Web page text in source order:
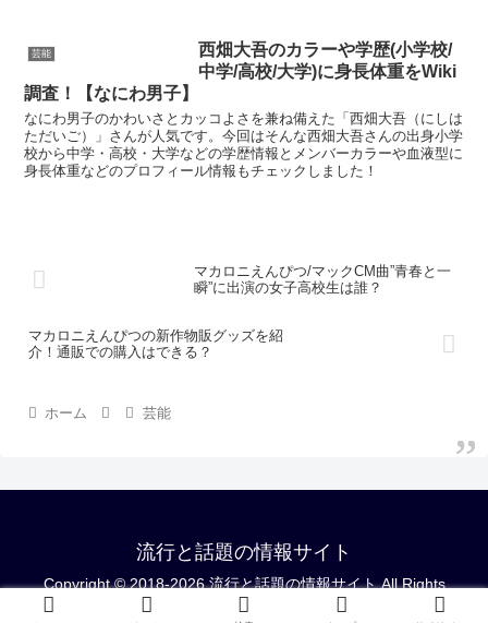
芸能
西畑大吾のカラーや学歴(小学校/
中学/高校/大学)に身長体重をWiki
調査！【なにわ男子】
なにわ男子のかわいさとカッコよさを兼ね備えた「西畑大吾（にしは
ただいご）」さんが人気です。今回はそんな西畑大吾さんの出身小学
校から中学・高校・大学などの学歴情報とメンバーカラーや血液型に
身長体重などのプロフィール情報もチェックしました！
マカロニえんぴつ/マックCM曲”青春と一
瞬”に出演の女子高校生は誰？
マカロニえんぴつの新作物販グッズを紹
介！通販での購入はできる？
ホーム 芸能
流行と話題の情報サイト
Copyright © 2018-2026 流行と話題の情報サイト All Rights
Reserved.